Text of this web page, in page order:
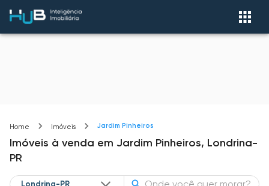
Home Imóveis Jardim Pinheiros
Imóveis à venda em Jardim Pinheiros, Londrina-
PR